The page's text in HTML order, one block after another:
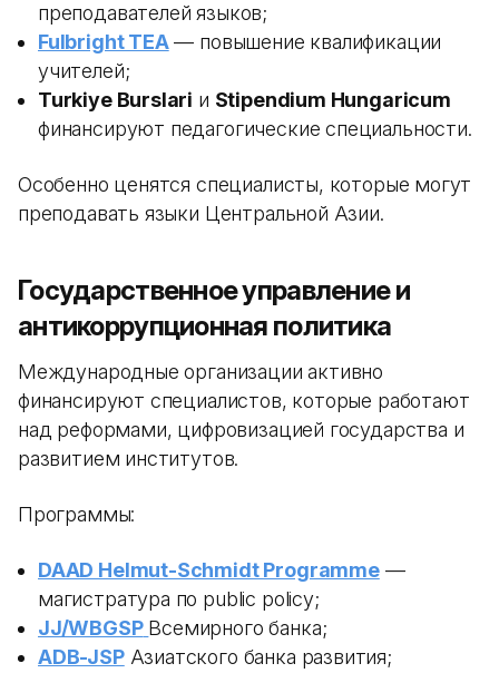
преподавателей языков;
Fulbright TEA— повышение квалификации
учителей;
Turkiye Burslari и Stipendium Hungaricum
финансируют педагогические специальности.
Особенно ценятся специалисты, которые могут
преподавать языки Центральной Азии.
Государственное управление и
антикоррупционная политика
Международные организации активно
финансируют специалистов, которые работают
над реформами, цифровизацией государства и
развитием институтов.
Программы:
DAAD Helmut-Schmidt Programme—
магистратура по public policy;
JJ/WBGSP Всемирного банка;
ADB-JSPАзиатского банка развития;